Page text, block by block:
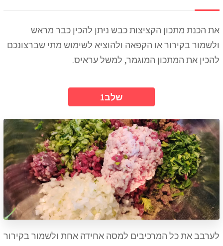
את הכנת מתכון הקציצות כבש ניתן להכין כבר מראש
ולשמור בקירור או הקפאה ולהוציא לשימוש מתי שברצונכם
להכין את המתכון המוגמר, למשל עראיס.
1שלב
לערבב את כל המרכיבים למסה אחידה אחת ולשמור בקירור